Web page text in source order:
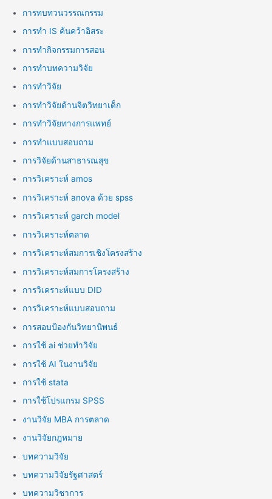
การทบทวนวรรณกรรม
การทำ IS ค้นคว้าอิสระ
การทำกิจกรรมการสอน
การทำบทความวิจัย
การทำวิจัย
การทำวิจัยด้านจิตวิทยาเด็ก
การทำวิจัยทางการแพทย์
การทำแบบสอบถาม
การวิจัยด้านสาธารณสุข
การวิเคราะห์ amos
การวิเคราะห์ anova ด้วย spss
การวิเคราะห์ garch model
การวิเคราะห์ตลาด
การวิเคราะห์สมการเชิงโครงสร้าง
การวิเคราะห์สมการโครงสร้าง
การวิเคราะห์แบบ DID
การวิเคราะห์แบบสอบถาม
การสอบป้องกันวิทยานิพนธ์
การใช้ ai ช่วยทำวิจัย
การใช้ AI ในงานวิจัย
การใช้ stata
การใช้โปรแกรม SPSS
งานวิจัย MBA การตลาด
งานวิจัยกฎหมาย
บทความวิจัย
บทความวิจัยรัฐศาสตร์
บทความวิชาการ